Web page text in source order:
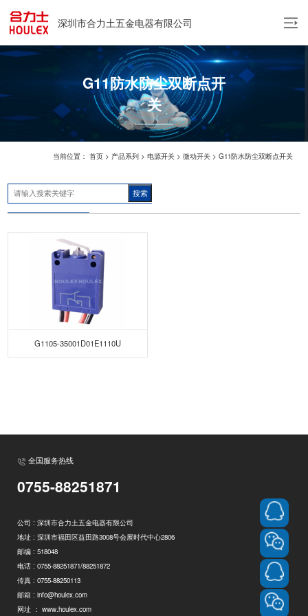
深圳市合力土五金电器有限公司
G11防水防尘双断点开
关
当前位置：首页 > 产品系列 > 电源开关 > 微动开关 > G11防水防尘双断点开关
搜索
G1105-35001D01E1110U
全国服务热线
0755-88251871
公司 : 深圳市合力土五金电器有限公司
地址 : 深圳市福田区益田路3008号会展时代中心2806
邮编 : 518048
电话 : 0755-88251871/88251872
传真 : 0755-88250113
邮箱 :info@houlex.com
网址 ：www.houlex.com